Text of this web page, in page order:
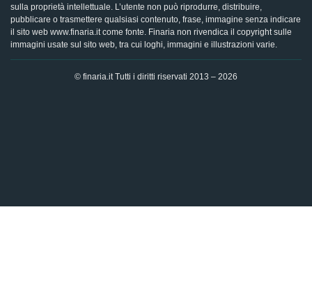
sulla proprietà intellettuale. L’utente non può riprodurre, distribuire,
pubblicare o trasmettere qualsiasi contenuto, frase, immagine senza indicare
il sito web www.finaria.it come fonte. Finaria non rivendica il copyright sulle
immagini usate sul sito web, tra cui loghi, immagini e illustrazioni varie.
© finaria.it Tutti i diritti riservati 2013 – 2026